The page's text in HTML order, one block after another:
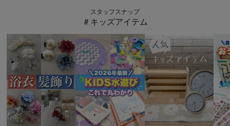
スタッフスナップ
＃キッズアイテム